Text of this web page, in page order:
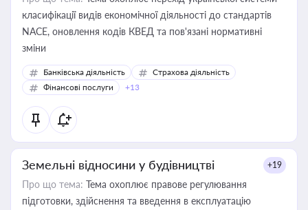
класифікації видів економічної діяльності до стандартів
NACE, оновлення кодів КВЕД та пов'язані нормативні
зміни
Банківська діяльність
Страхова діяльність
Фінансові послуги
+13
Земельні відносини у будівництві +19
Про що тема: Тема охоплює правове регулювання
підготовки, здійснення та введення в експлуатацію